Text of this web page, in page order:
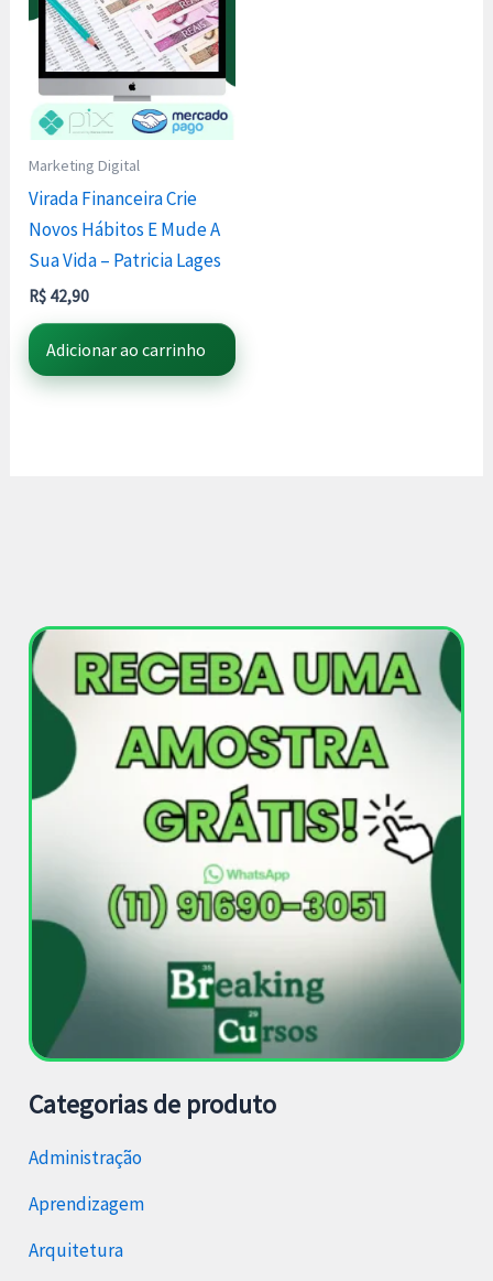
Marketing Digital
Virada Financeira Crie
Novos Hábitos E Mude A
Sua Vida – Patricia Lages
R$ 42,90
Adicionar ao carrinho
Categorias de produto
Administração
Aprendizagem
Arquitetura